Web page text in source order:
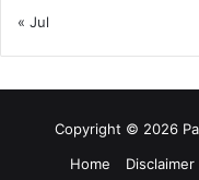
« Jul
Copyright © 2026
Home
Disclaimer